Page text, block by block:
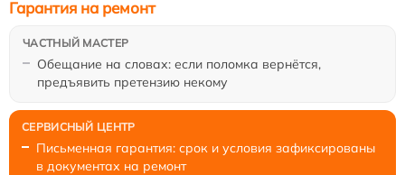
Обещание на словах: если поломка вернётся,
предъявить претензию некому
Гарантия на ремонт
Письменная гарантия: срок и условия зафиксированы
в документах на ремонт